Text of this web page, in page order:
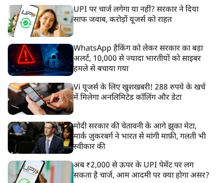
UPI पर चार्ज लगेगा या नहीं? सरकार ने दिया
साफ जवाब, करोड़ों यूजर्स को राहत
WhatsApp हैकिंग को लेकर सरकार का बड़ा
अलर्ट, 10,000 से ज्यादा भारतीयों को साइबर
हमले से बचाया गया
Vi यूजर्स के लिए खुशखबरी! 288 रुपये के खर्च
में मिलेगा अनलिमिटेड कॉलिंग और डेटा
मोदी सरकार की चेतावनी के आगे झुका मेटा,
मार्क ज़ुकरबर्ग ने भारत से मांगी माफ़ी, गलती भी
स्वीकार की
अब ₹2,000 से ऊपर के UPI पेमेंट पर लग
सकता है चार्ज, आम आदमी पर क्या होगा असर?